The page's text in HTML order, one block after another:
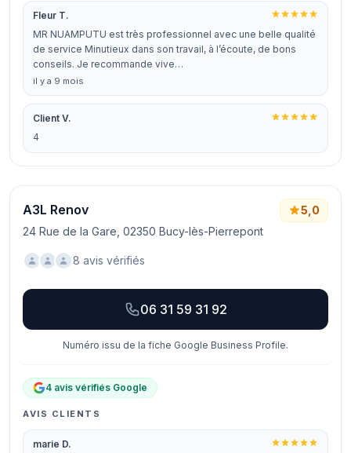
Fleur T.
MR NUAMPUTU est très professionnel avec une belle qualité
de service Minutieux dans son travail, à l’écoute, de bons
conseils. Je recommande vive…
il y a 9 mois
Client V.
4
A3L Renov
24 Rue de la Gare, 02350 Bucy-lès-Pierrepont
5,0
8 avis vérifiés
06 31 59 31 92
Numéro issu de la fiche Google Business Profile.
4 avis vérifiés Google
AVIS CLIENTS
marie D.